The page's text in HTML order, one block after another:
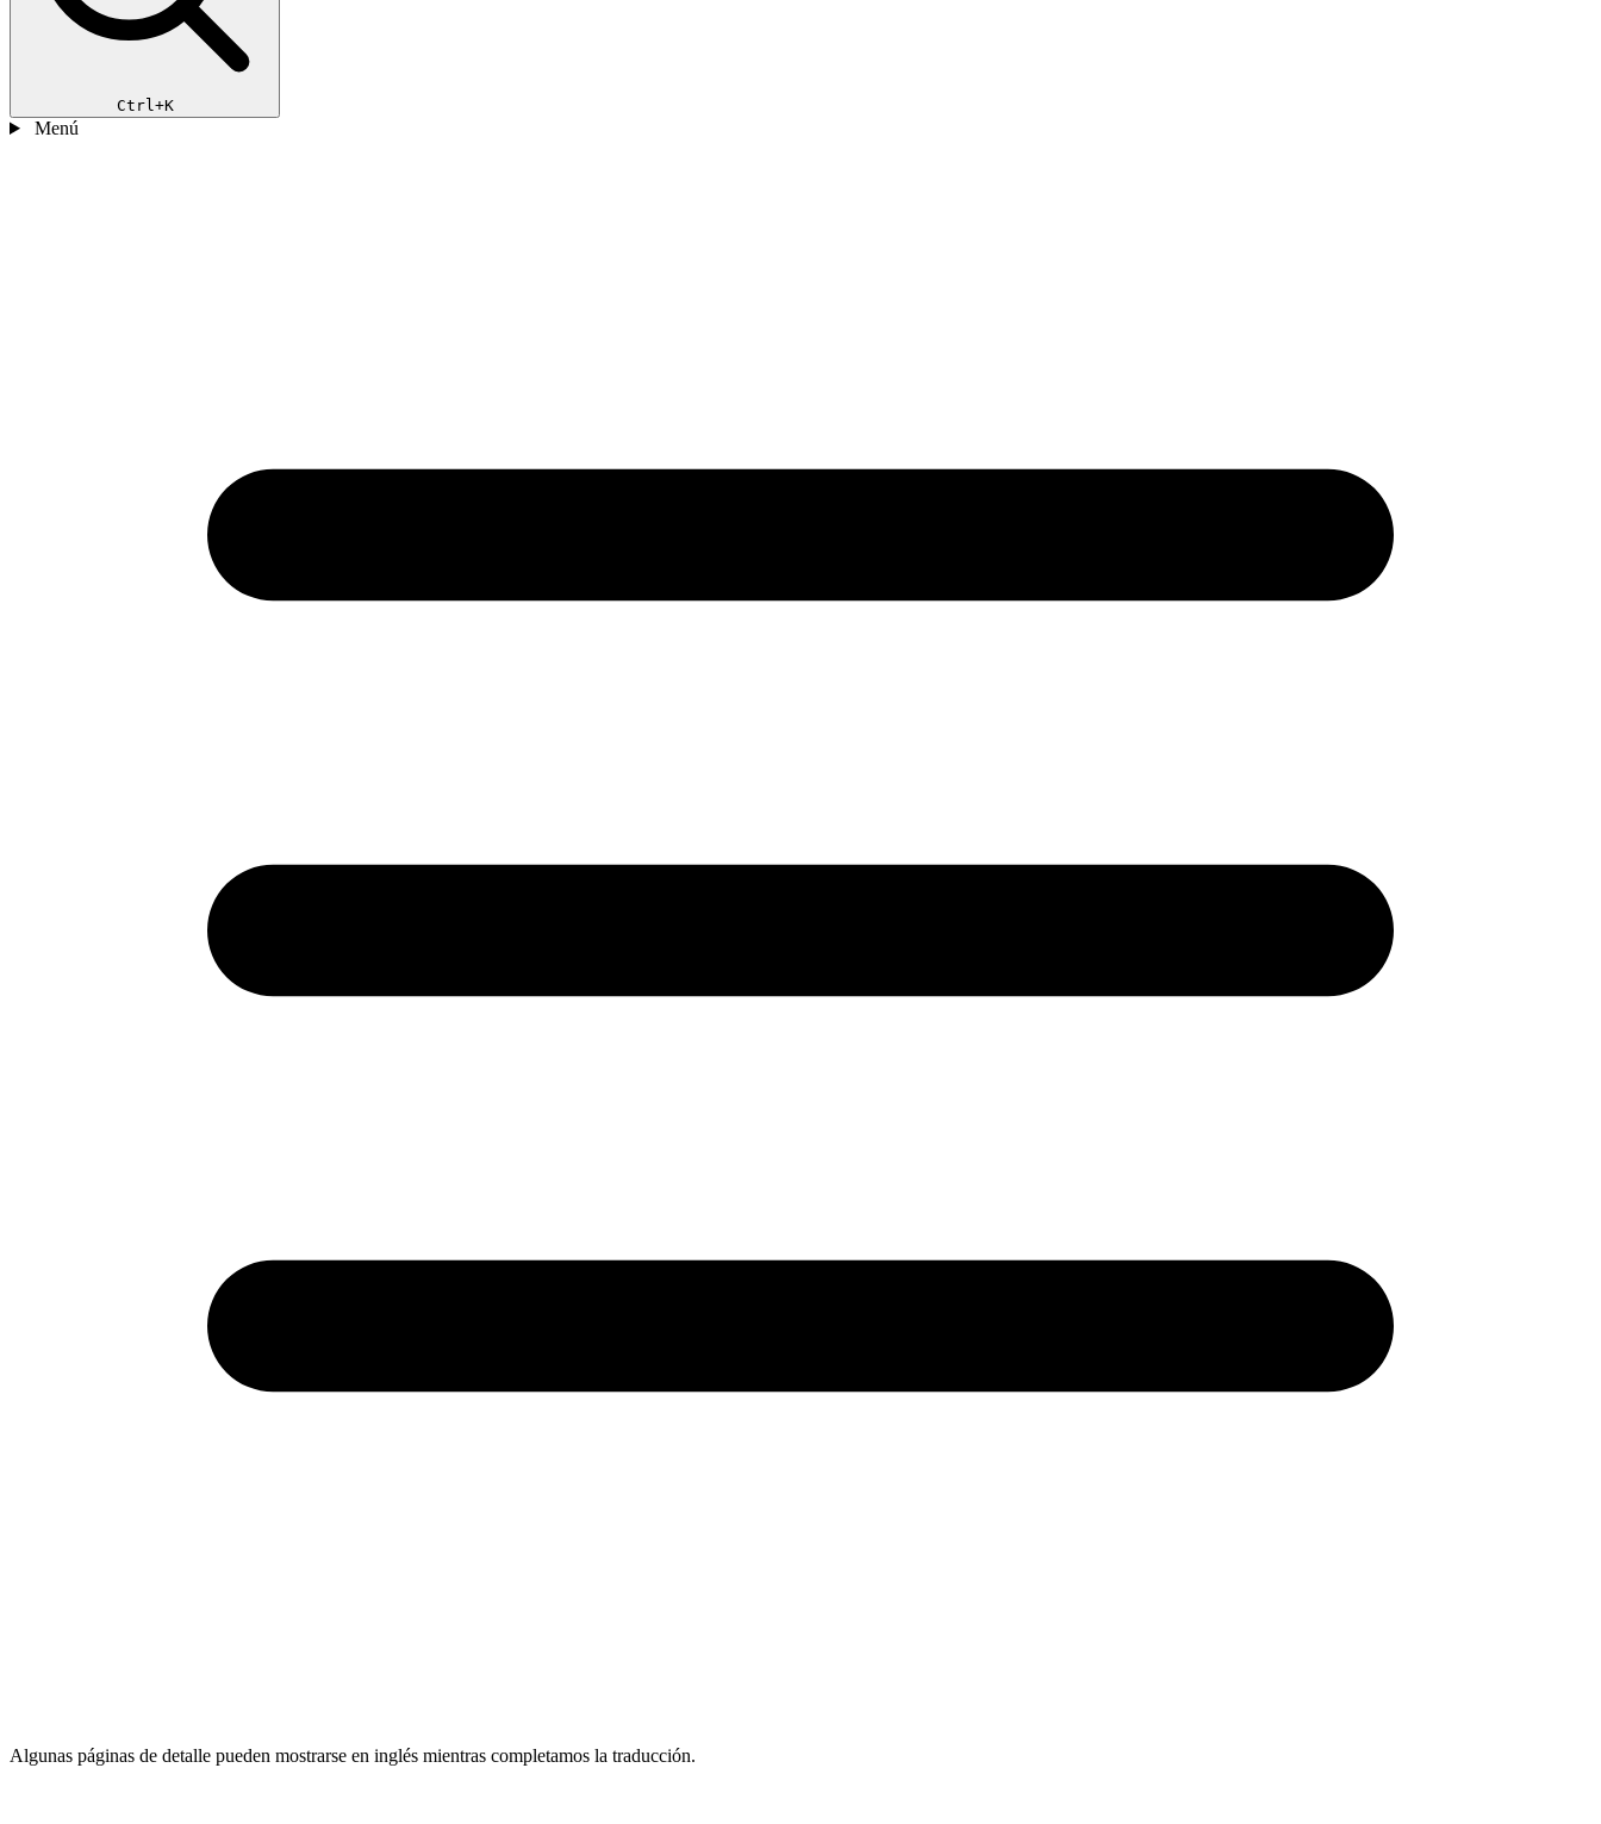
Ctrl+K
Menú
Algunas páginas de detalle pueden mostrarse en inglés mientras completamos la traducción.